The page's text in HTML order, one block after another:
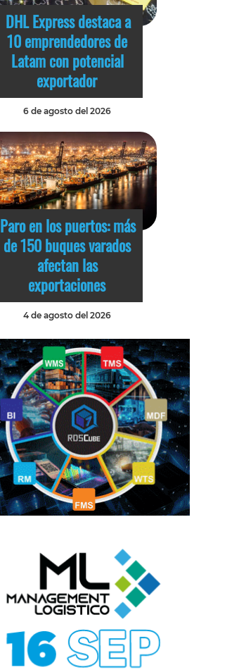
DHL Express destaca a
10 emprendedores de
Latam con potencial
exportador
6 de agosto del 2026
Paro en los puertos: más
de 150 buques varados
afectan las
exportaciones
4 de agosto del 2026